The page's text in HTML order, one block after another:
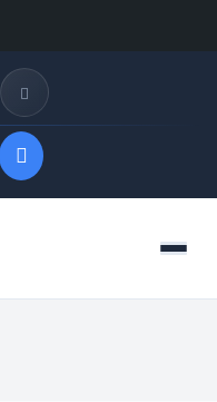
Menu